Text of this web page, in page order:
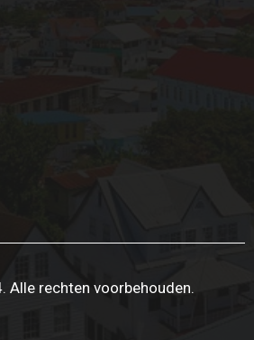
Alle rechten voorbehouden.